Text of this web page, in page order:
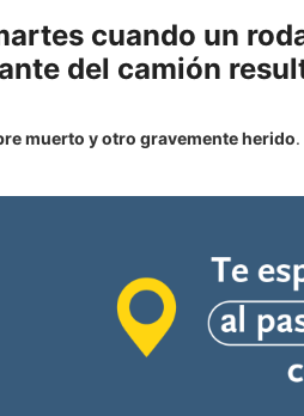
cuando un
del camión
muerto y otro gravemente herido